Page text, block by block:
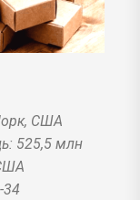
США
525,5 млн
34